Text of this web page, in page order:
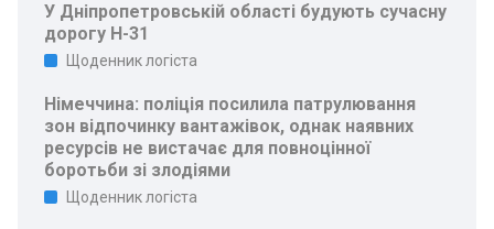
У Дніпропетровській області будують сучасну
дорогу Н-31
Щоденник логіста
Німеччина: поліція посилила патрулювання
зон відпочинку вантажівок, однак наявних
ресурсів не вистачає для повноцінної
боротьби зі злодіями
Щоденник логіста